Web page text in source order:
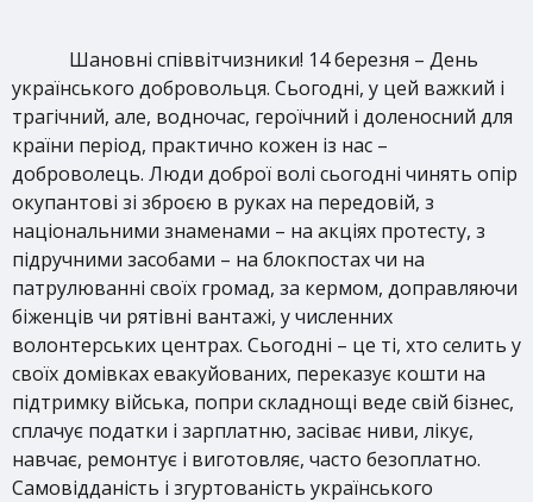
Шановні співвітчизники! 14 березня – День
українського добровольця. Сьогодні, у цей важкий і
трагічний, але, водночас, героїчний і доленосний для
країни період, практично кожен із нас –
доброволець. Люди доброї волі сьогодні чинять опір
окупантові зі зброєю в руках на передовій, з
національними знаменами – на акціях протесту, з
підручними засобами – на блокпостах чи на
патрулюванні своїх громад, за кермом, доправляючи
біженців чи рятівні вантажі, у численних
волонтерських центрах. Сьогодні – це ті, хто селить у
своїх домівках евакуйованих, переказує кошти на
підтримку війська, попри складнощі веде свій бізнес,
сплачує податки і зарплатню, засіває ниви, лікує,
навчає, ремонтує і виготовляє, часто безоплатно.
Самовідданість і згуртованість українського